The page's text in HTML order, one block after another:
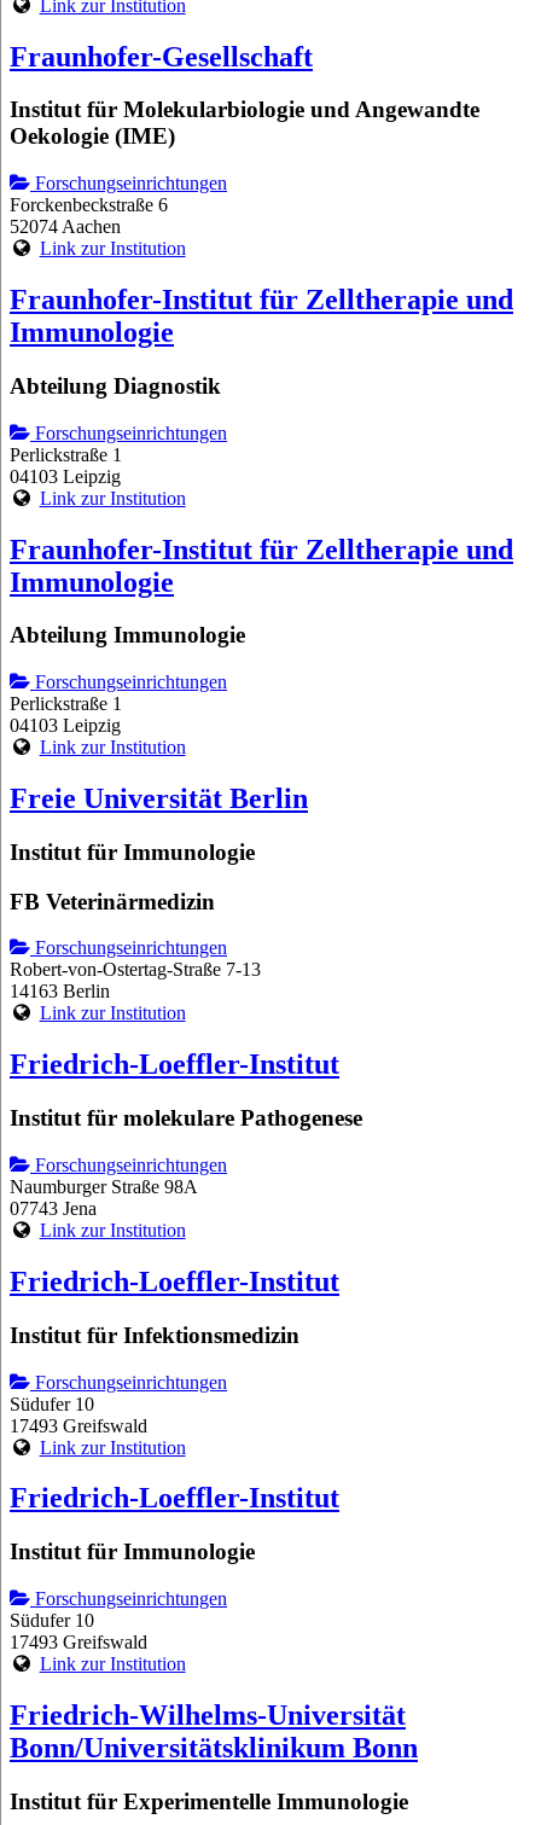
Link zur Institution
Fraunhofer-Gesellschaft
Institut für Molekularbiologie und Angewandte
Oekologie (IME)
Forschungseinrichtungen
Forckenbeckstraße 6
52074 Aachen
Link zur Institution
Fraunhofer-Institut für Zelltherapie und
Immunologie
Abteilung Diagnostik
Forschungseinrichtungen
Perlickstraße 1
04103 Leipzig
Link zur Institution
Fraunhofer-Institut für Zelltherapie und
Immunologie
Abteilung Immunologie
Forschungseinrichtungen
Perlickstraße 1
04103 Leipzig
Link zur Institution
Freie Universität Berlin
Institut für Immunologie
FB Veterinärmedizin
Forschungseinrichtungen
Robert-von-Ostertag-Straße 7-13
14163 Berlin
Link zur Institution
Friedrich-Loeffler-Institut
Institut für molekulare Pathogenese
Forschungseinrichtungen
Naumburger Straße 98A
07743 Jena
Link zur Institution
Friedrich-Loeffler-Institut
Institut für Infektionsmedizin
Forschungseinrichtungen
Südufer 10
17493 Greifswald
Link zur Institution
Friedrich-Loeffler-Institut
Institut für Immunologie
Forschungseinrichtungen
Südufer 10
17493 Greifswald
Link zur Institution
Friedrich-Wilhelms-Universität
Bonn/Universitätsklinikum Bonn
Institut für Experimentelle Immunologie